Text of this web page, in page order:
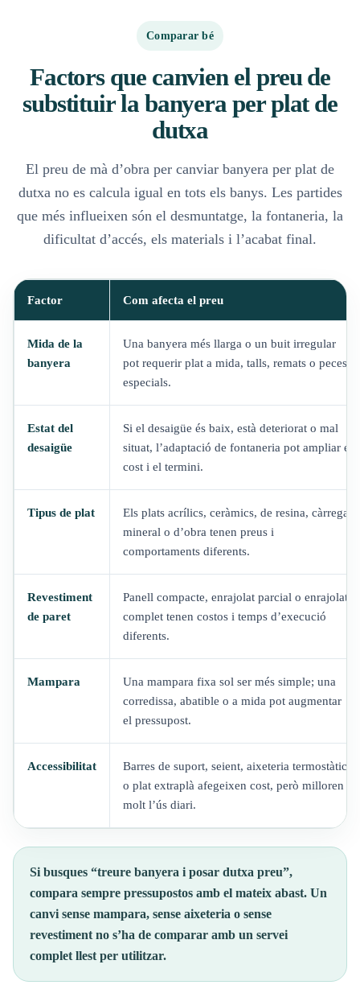
Comparar bé
Factors que canvien el preu de
substituir la banyera per plat de
dutxa
El preu de mà d’obra per canviar banyera per plat de
dutxa no es calcula igual en tots els banys. Les partides
que més influeixen són el desmuntatge, la fontaneria, la
dificultat d’accés, els materials i l’acabat final.
Factor Com afecta el preu
Mida de la
banyera
Una banyera més llarga o un buit irregular
pot requerir plat a mida, talls, remats o peces
especials.
Estat del
desaigüe
Si el desaigüe és baix, està deteriorat o mal
situat, l’adaptació de fontaneria pot ampliar el
cost i el termini.
Tipus de plat
Els plats acrílics, ceràmics, de resina, càrrega
mineral o d’obra tenen preus i
comportaments diferents.
Revestiment
de paret
Panell compacte, enrajolat parcial o enrajolat
complet tenen costos i temps d’execució
diferents.
Mampara
Una mampara fixa sol ser més simple; una
corredissa, abatible o a mida pot augmentar
el pressupost.
Accessibilitat
Barres de suport, seient, aixeteria termostàtica
o plat extraplà afegeixen cost, però milloren
molt l’ús diari.
Si busques “treure banyera i posar dutxa preu”,
compara sempre pressupostos amb el mateix abast. Un
canvi sense mampara, sense aixeteria o sense
revestiment no s’ha de comparar amb un servei
complet llest per utilitzar.